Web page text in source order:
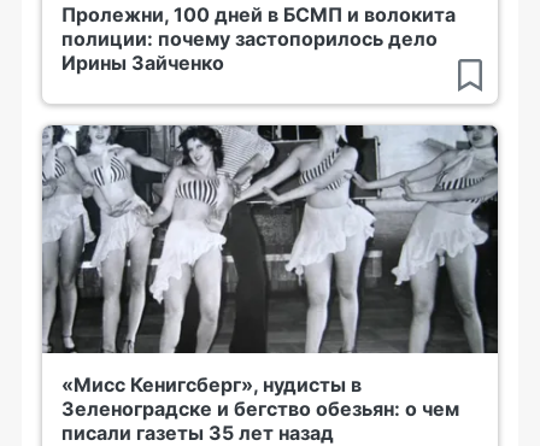
Пролежни, 100 дней в БСМП и волокита
полиции: почему застопорилось дело
Ирины Зайченко
«Мисс Кенигсберг», нудисты в
Зеленоградске и бегство обезьян: о чем
писали газеты 35 лет назад